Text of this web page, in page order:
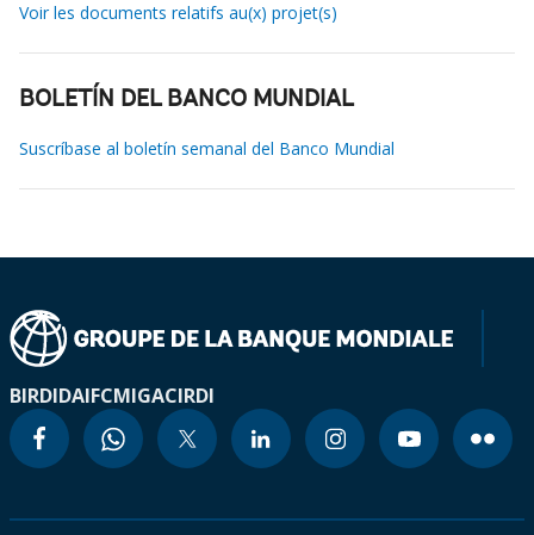
Voir les documents relatifs au(x) projet(s)
BOLETÍN DEL BANCO MUNDIAL
Suscríbase al boletín semanal del Banco Mundial
BIRDIDAIFCMIGACIRDI